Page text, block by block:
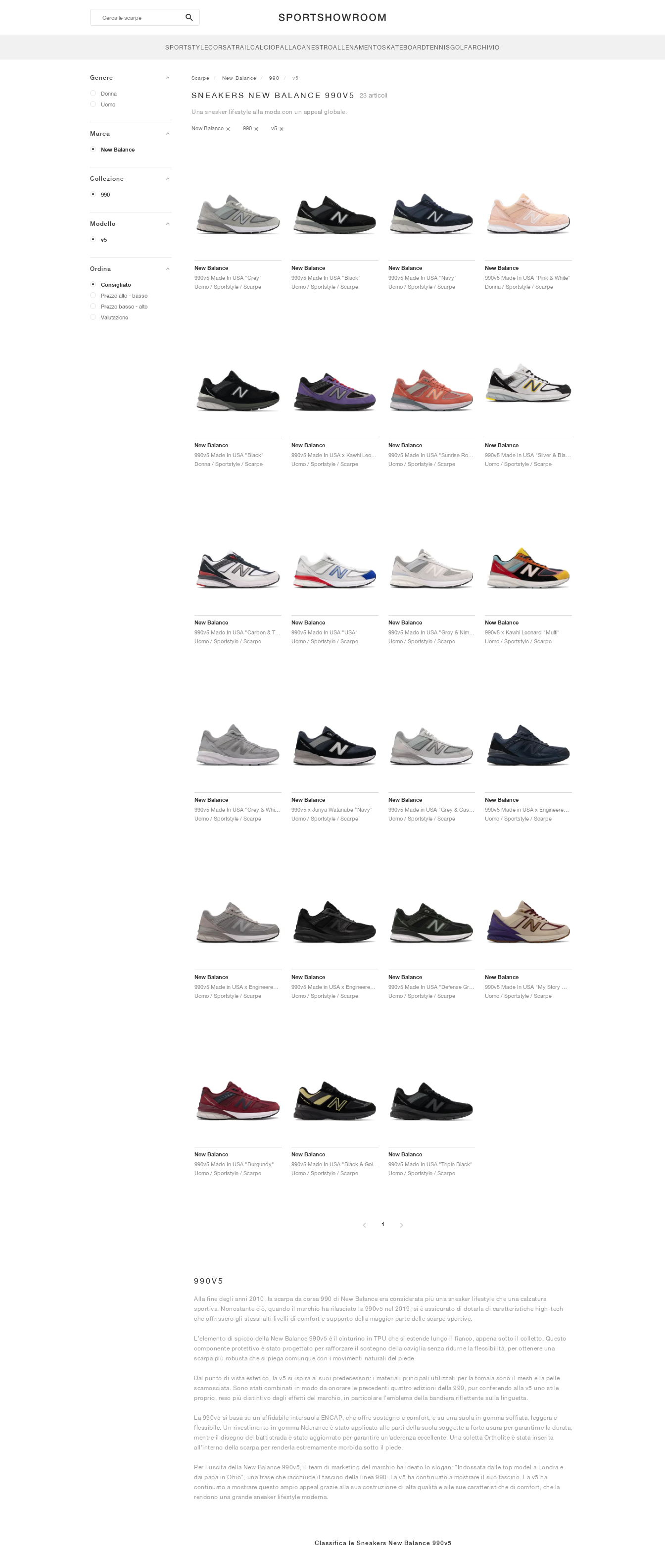
search-
btn
SPORTSTYLECORSATRAILCALCIOPALLACANESTROALLENAMENTOSKATEBOARDTENNISGOLFARCHIVIO
Genere
Donna
Uomo
Marca
New Balance
Collezione
990
Modello
v5
Ordina
Consigliato
Prezzo alto - basso
Prezzo basso - alto
Valutazione
Scarpe New Balance 990 v5
SNEAKERS NEW BALANCE 990V5 23 articoli
Una sneaker lifestyle alla moda con un appeal globale.
New Balance 990 v5
New Balance
990v5 Made In USA "Grey"
Uomo / Sportstyle / Scarpe
New Balance
990v5 Made In USA "Black"
Uomo / Sportstyle / Scarpe
New Balance
990v5 Made In USA "Navy"
Uomo / Sportstyle / Scarpe
New Balance
990v5 Made In USA "Pink & White"
Donna / Sportstyle / Scarpe
New Balance
990v5 Made In USA "Black"
Donna / Sportstyle / Scarpe
New Balance
990v5 Made In USA x Kawhi Leonard "Championship Pack"
Uomo / Sportstyle / Scarpe
New Balance
990v5 Made In USA "Sunrise Rose"
Uomo / Sportstyle / Scarpe
New Balance
Uomo / Sportstyle / Scarpe
New Balance
990v5 Made In USA "Carbon & Team Red"
Uomo / Sportstyle / Scarpe
New Balance
990v5 Made In USA "USA"
Uomo / Sportstyle / Scarpe
New Balance
990v5 Made In USA "Grey & Nimbus Cloud"
Uomo / Sportstyle / Scarpe
New Balance
990v5 x Kawhi Leonard "Multi"
Uomo / Sportstyle / Scarpe
New Balance
Uomo / Sportstyle / Scarpe
New Balance
990v5 x Junya Watanabe "Navy"
Uomo / Sportstyle / Scarpe
New Balance
Uomo / Sportstyle / Scarpe
New Balance
Uomo / Sportstyle / Scarpe
New Balance
Uomo / Sportstyle / Scarpe
New Balance
990v5 Made in USA x Engineered Garments "Black"
Uomo / Sportstyle / Scarpe
New Balance
990v5 Made In USA "Defense Green"
Uomo / Sportstyle / Scarpe
New Balance
Uomo / Sportstyle / Scarpe
New Balance
990v5 Made In USA "Burgundy"
Uomo / Sportstyle / Scarpe
New Balance
990v5 Made In USA "Black & Gold"
Uomo / Sportstyle / Scarpe
New Balance
990v5 Made In USA "Triple Black"
Uomo / Sportstyle / Scarpe
1
990V5
Alla fine degli anni 2010, la scarpa da corsa 990 di New Balance era considerata più una sneaker lifestyle che una calzatura
sportiva. Nonostante ciò, quando il marchio ha rilasciato la 990v5 nel 2019, si è assicurato di dotarla di caratteristiche high-tech
che offrissero gli stessi alti livelli di comfort e supporto della maggior parte delle scarpe sportive.
L'elemento di spicco della New Balance 990v5 è il cinturino in TPU che si estende lungo il fianco, appena sotto il colletto. Questo
componente protettivo è stato progettato per rafforzare il sostegno della caviglia senza ridurne la flessibilità, per ottenere una
scarpa più robusta che si piega comunque con i movimenti naturali del piede.
Dal punto di vista estetico, la v5 si ispira ai suoi predecessori: i materiali principali utilizzati per la tomaia sono il mesh e la pelle
scamosciata. Sono stati combinati in modo da onorare le precedenti quattro edizioni della 990, pur conferendo alla v5 uno stile
proprio, reso più distintivo dagli effetti del marchio, in particolare l'emblema della bandiera riflettente sulla linguetta.
La 990v5 si basa su un'affidabile intersuola ENCAP, che offre sostegno e comfort, e su una suola in gomma soffiata, leggera e
flessibile. Un rivestimento in gomma Ndurance è stato applicato alle parti della suola soggette a forte usura per garantirne la durata,
mentre il disegno del battistrada è stato aggiornato per garantire un'aderenza eccellente. Una soletta Ortholite è stata inserita
all'interno della scarpa per renderla estremamente morbida sotto il piede.
Per l'uscita della New Balance 990v5, il team di marketing del marchio ha ideato lo slogan: "Indossata dalle top model a Londra e
dai papà in Ohio", una frase che racchiude il fascino della linea 990. La v5 ha continuato a mostrare il suo fascino. La v5 ha
continuato a mostrare questo ampio appeal grazie alla sua costruzione di alta qualità e alle sue caratteristiche di comfort, che la
rendono una grande sneaker lifestyle moderna.
Classifica le Sneakers New Balance 990v5